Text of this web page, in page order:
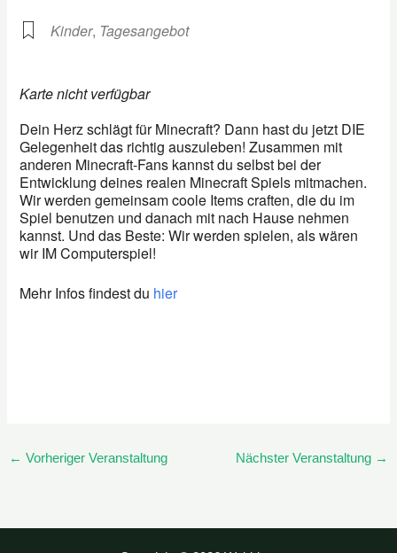
Kinder, Tagesangebot
Karte nicht verfügbar
Dein Herz schlägt für Minecraft? Dann hast du jetzt DIE
Gelegenheit das richtig auszuleben! Zusammen mit
anderen Minecraft-Fans kannst du selbst bei der
Entwicklung deines realen Minecraft Spiels mitmachen.
Wir werden gemeinsam coole Items craften, die du im
Spiel benutzen und danach mit nach Hause nehmen
kannst. Und das Beste: Wir werden spielen, als wären
wir IM Computerspiel!
Mehr Infos findest du hier
← Vorheriger Veranstaltung Nächster Veranstaltung →